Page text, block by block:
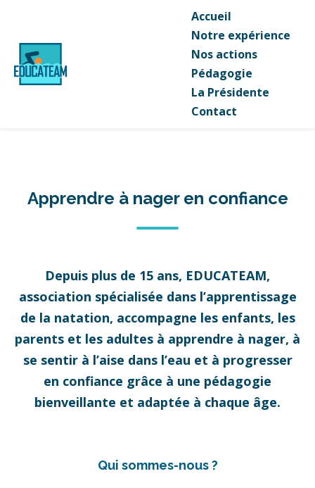
Accueil
Notre expérience
Nos actions
Pédagogie
La Présidente
Contact
Apprendre à nager en confiance
Depuis plus de 15 ans, EDUCATEAM,
association spécialisée dans l’apprentissage
de la natation, accompagne les enfants, les
parents et les adultes à apprendre à nager, à
se sentir à l’aise dans l’eau et à progresser
en confiance grâce à une pédagogie
bienveillante et adaptée à chaque âge.
Qui sommes-nous ?